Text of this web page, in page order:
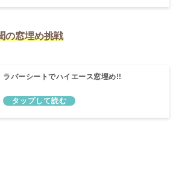
の窓埋め挑戦
ラバーシートでハイエース窓埋め!!